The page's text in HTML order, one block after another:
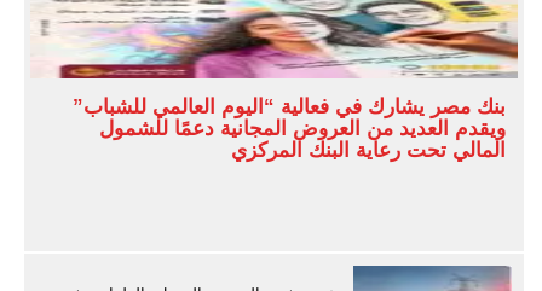
بنك مصر يشارك في فعالية “اليوم العالمي للشباب”
ويقدم العديد من العروض المجانية دعمًا للشمول
المالي تحت رعاية البنك المركزي